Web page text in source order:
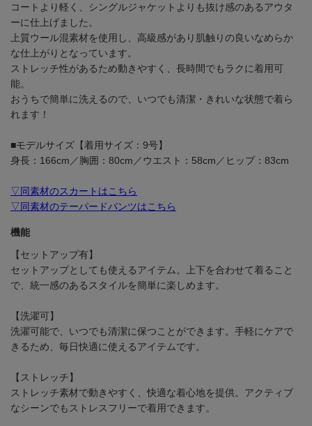
コートより軽く、シングルジャケットよりも抜け感のあるアウタ
ーに仕上げました。
上質ウール混素材を使用し、高級感があり肌触りの良いなめらか
な仕上がりとなっています。
ストレッチ性があるため動きやすく、長時間でもラクに着用可
能。
おうちで簡単に洗えるので、いつでも清潔・きれいな状態で着ら
れます！
■モデルサイズ【着用サイズ：9号】
身長：166cm／胸囲：80cm／ウエスト：58cm／ヒップ：83cm
▽同素材のスカートはこちら
▽同素材のテーパードパンツはこちら
機能
【セットアップ有】
セットアップとしても使えるアイテム。上下を合わせて着ること
で、統一感のあるスタイルを簡単に楽しめます。
【洗濯可】
洗濯可能で、いつでも清潔に保つことができます。手軽にケアで
きるため、毎日快適に使えるアイテムです。
【ストレッチ】
ストレッチ素材で動きやすく、快適な着心地を提供。アクティブ
なシーンでもストレスフリーで着用できます。